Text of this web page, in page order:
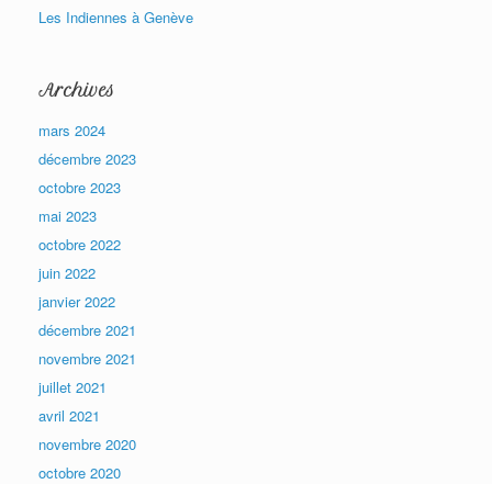
Les Indiennes à Genève
Archives
mars 2024
décembre 2023
octobre 2023
mai 2023
octobre 2022
juin 2022
janvier 2022
décembre 2021
novembre 2021
juillet 2021
avril 2021
novembre 2020
octobre 2020